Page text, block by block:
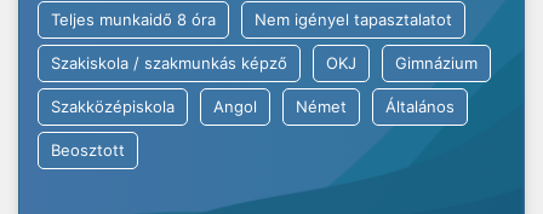
Teljes munkaidő 8 óra Nem igényel tapasztalatot
Szakiskola / szakmunkás képző OKJ Gimnázium
Szakközépiskola Angol Német Általános
Beosztott